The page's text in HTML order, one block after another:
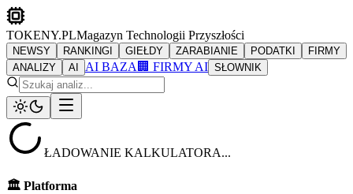
TOKENY.PLMagazyn Technologii Przyszłości
NEWSY RANKINGI GIEŁDY ZARABIANIE PODATKI
FIRMY
ANALIZY
AI AI BAZA 🏢 FIRMY AI SŁOWNIK
ŁADOWANIE KALKULATORA...
🏛️ Platforma